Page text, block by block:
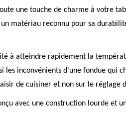
une touche de charme à votre
matériau reconnu pour sa
à atteindre rapidement la
les inconvénients d'une fondue qui
de cuisiner et non sur le réglage
avec une construction lourde et